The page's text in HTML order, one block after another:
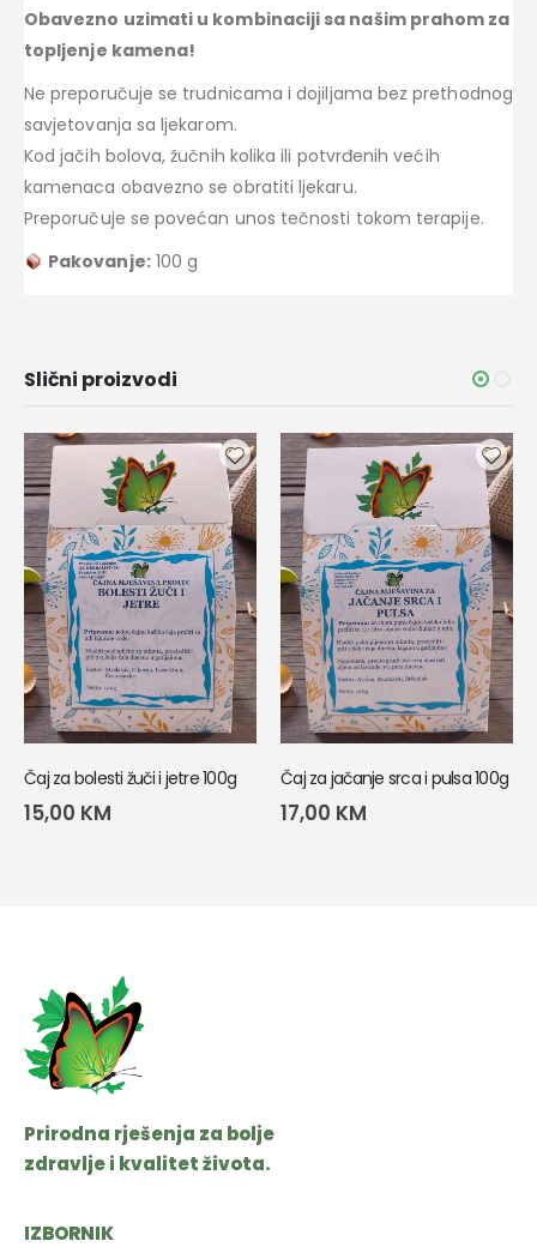
Obavezno uzimati u kombinaciji sa našim prahom za
topljenje kamena!
Ne preporučuje se trudnicama i dojiljama bez prethodnog
savjetovanja sa ljekarom.
Kod jačih bolova, žučnih kolika ili potvrđenih većih
kamenaca obavezno se obratiti ljekaru.
Preporučuje se povećan unos tečnosti tokom terapije.
Pakovanje:100 g
Slični proizvodi
Čaj za bolesti žuči i jetre 100g
15,00 KM
Čaj za jačanje srca i pulsa 100g
17,00 KM
Prirodna rješenja za bolje
zdravlje i kvalitet života.
IZBORNIK